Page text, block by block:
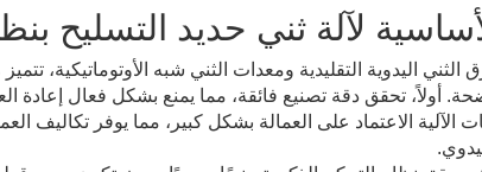
لآلة ثني حديد التسليح
أولاً، تحقق دقة تصنيع فائقة، مما يمنع بشكل فعال إعادة